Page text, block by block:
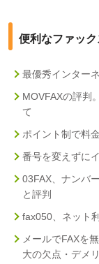
便利なファッ
最優秀インター
MOVFAXの評判
て
ポイント制で料
番号を変えずに
03FAX、ナンバ
と評判
fax050、ネット
メールでFAXを
大の欠点・デメ